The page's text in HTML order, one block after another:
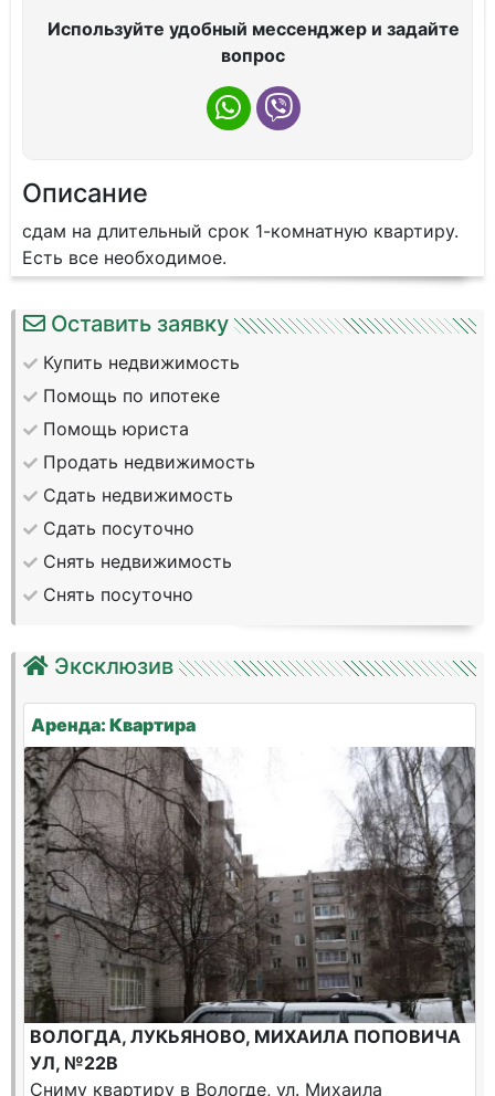
Используйте удобный мессенджер и задайте
вопрос
Описание
сдам на длительный срок 1-комнатную квартиру.
Есть все необходимое.
Оставить заявку
Купить недвижимость
Помощь по ипотеке
Помощь юриста
Продать недвижимость
Сдать недвижимость
Сдать посуточно
Снять недвижимость
Снять посуточно
Эксклюзив
Аренда: Квартира
ВОЛОГДА, ЛУКЬЯНОВО, МИХАИЛА ПОПОВИЧА
УЛ, №22В
Сниму квартиру в Вологде, ул. Михаила